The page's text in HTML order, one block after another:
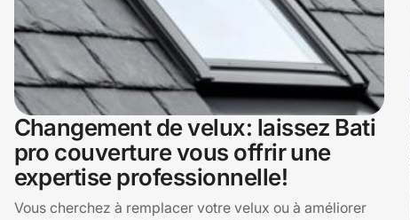
Changement de velux: laissez Bati
pro couverture vous offrir une
expertise professionnelle!
Vous cherchez à remplacer votre velux ou à améliorer